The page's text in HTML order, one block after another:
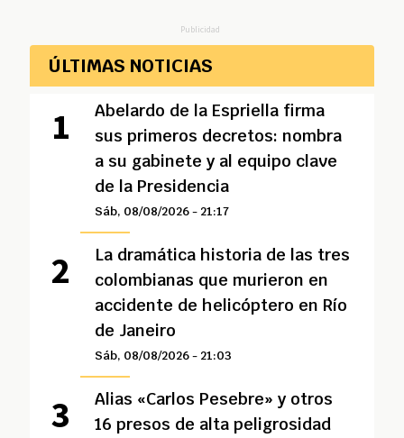
Publicidad
ÚLTIMAS NOTICIAS
Abelardo de la Espriella firma
sus primeros decretos: nombra
a su gabinete y al equipo clave
de la Presidencia
Sáb, 08/08/2026 - 21:17
La dramática historia de las tres
colombianas que murieron en
accidente de helicóptero en Río
de Janeiro
Sáb, 08/08/2026 - 21:03
Alias «Carlos Pesebre» y otros
16 presos de alta peligrosidad